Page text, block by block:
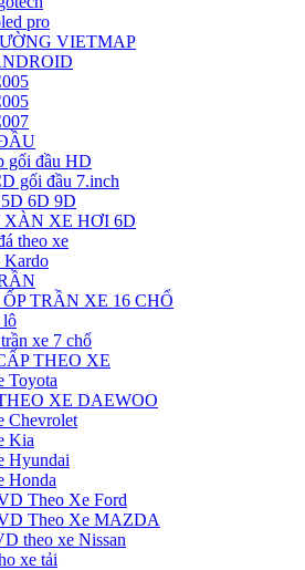
pro
VIETMAP
gối đầu HD
gối đầu 7.inch
6D 9D
XE HƠI 6D
theo xe
Kardo
TRẦN XE 16 CHỔ
lô
xe 7 chổ
THEO XE
Toyota
XE DAEWOO
Chevrolet
Kia
Hyundai
Honda
Theo Xe Ford
Theo Xe MAZDA
theo xe Nissan
xe tải